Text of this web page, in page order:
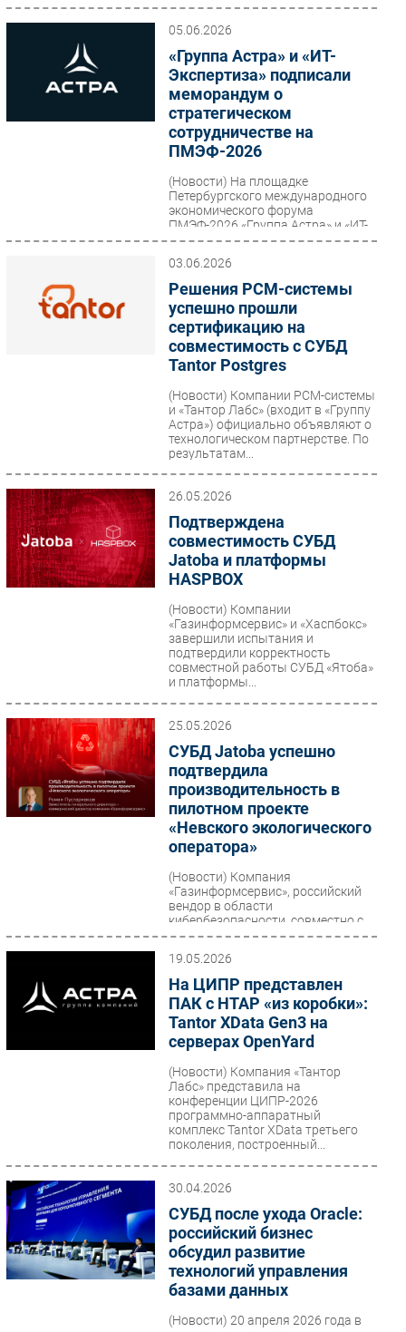
05.06.2026
«Группа Астра» и «ИТ-
Экспертиза» подписали
меморандум о
стратегическом
сотрудничестве на
ПМЭФ-2026
(Новости) На площадке
Петербургского международного
экономического форума
ПМЭФ-2026 «Группа Астра» и «ИТ-
Экспертиза» подписали
03.06.2026
Решения РСМ-системы
успешно прошли
сертификацию на
совместимость с СУБД
Tantor Postgres
(Новости) Компании РСМ-системы
и «Тантор Лабс» (входит в «Группу
Астра») официально объявляют о
технологическом партнерстве. По
результатам...
26.05.2026
Подтверждена
совместимость СУБД
Jatoba и платформы
HASPBOX
(Новости) Компании
«Газинформсервис» и «Хаспбокс»
завершили испытания и
подтвердили корректность
совместной работы СУБД «Ятоба»
и платформы...
25.05.2026
СУБД Jatoba успешно
подтвердила
производительность в
пилотном проекте
«Невского экологического
оператора»
(Новости) Компания
«Газинформсервис», российский
вендор в области
кибербезопасности, совместно с
интегратором «Айти Бизнес
19.05.2026
На ЦИПР представлен
ПАК с HTAP «из коробки»:
Tantor XData Gen3 на
серверах OpenYard
(Новости) Компания «Тантор
Лабс» представила на
конференции ЦИПР-2026
программно-аппаратный
комплекс Tantor XData третьего
поколения, построенный...
30.04.2026
СУБД после ухода Oracle:
российский бизнес
обсудил развитие
технологий управления
базами данных
(Новости) 20 апреля 2026 года в